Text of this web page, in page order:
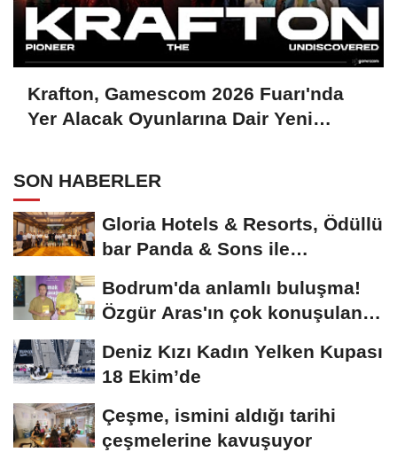
Krafton, Gamescom 2026 Fuarı'nda
Yer Alacak Oyunlarına Dair Yeni
SON HABERLER
Gloria Hotels & Resorts, Ödüllü
bar Panda & Sons ile
Bodrum'da anlamlı buluşma!
Özgür Aras'ın çok konuşulan
Deniz Kızı Kadın Yelken Kupası
18 Ekim’de
Çeşme, ismini aldığı tarihi
çeşmelerine kavuşuyor